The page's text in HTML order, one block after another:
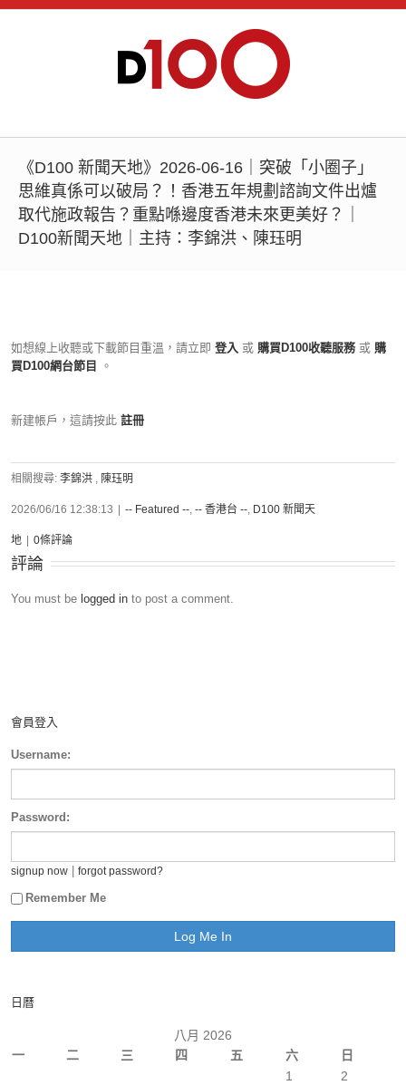
《D100 新聞天地》2026-06-16｜突破「小圈子」
思維真係可以破局？！香港五年規劃諮詢文件出爐
取代施政報告？重點喺邊度香港未來更美好？｜
D100新聞天地｜主持：李錦洪、陳珏明
如想線上收聽或下載節目重溫，請立即 登入 或 購買D100收聽服務 或 購
買D100網台節目
。
新建帳戶，這請按此 註冊
相關搜尋: 李錦洪 , 陳珏明
2026/06/16 12:38:13 -- Featured --, -- 香港台 --, D100 新聞天
地 0條評論
評論
You must be logged in to post a comment.
會員登入
Username:
Password:
signup now forgot password?
Remember Me
日曆
八月 2026
一
二 三 四 五 六 日
1
2